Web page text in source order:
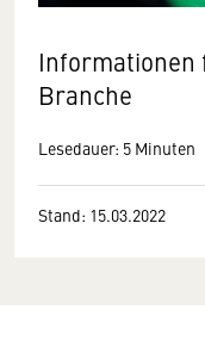
Informationen
Branche
Lesedauer: 5 Minuten
Stand: 15.03.2022